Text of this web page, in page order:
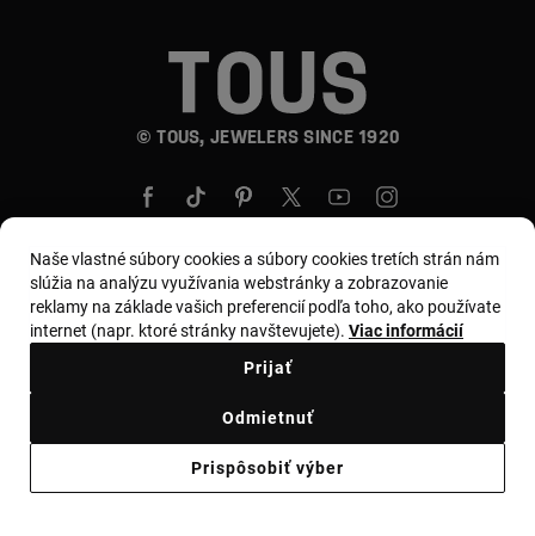
© TOUS, JEWELERS SINCE 1920
Krajina a mena:Slovakia / Euro
Zásady používania súborov cookie Zákonné varovanie
Naše vlastné súbory cookies a súbory cookies tretích strán nám
slúžia na analýzu využívania webstránky a zobrazovanie
reklamy na základe vašich preferencií podľa toho, ako používate
internet (napr. ktoré stránky navštevujete). Viac informácií
Prispôsobiť výber
Odmietnuť
Prijať